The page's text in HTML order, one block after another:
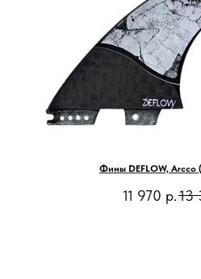
Фины DEFLOW, Arcco
11 970 р.13